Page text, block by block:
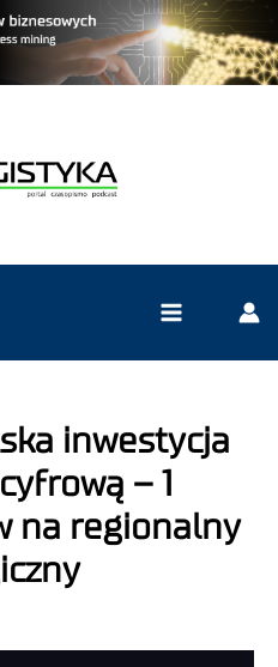
inwestycja
– 1
na regionalny